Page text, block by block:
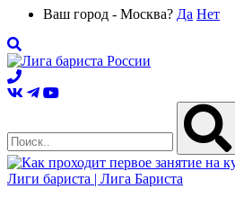
Ваш город - Москва? Да Нет